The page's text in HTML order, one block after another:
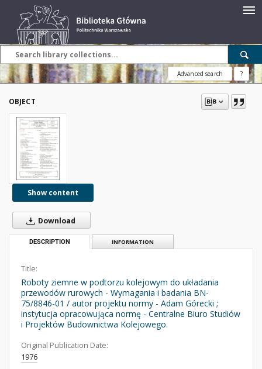
Advanced search ?
OBJECT
Show content
Download
DESCRIPTION INFORMATION
Title:
Roboty ziemne w podtorzu kolejowym do układania
przewodów rurowych - Wymagania i badania BN-
75/8846-01 / autor projektu normy - Adam Górecki ;
instytucja opracowująca normę - Centralne Biuro Studiów
i Projektów Budownictwa Kolejowego.
Original Publication Date:
1976